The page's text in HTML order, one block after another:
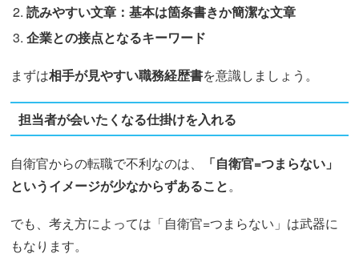
読みやすい文章：基本は箇条書きか簡潔な文章
企業との接点となるキーワード
まずは相手が見やすい職務経歴書を意識しましょう。
担当者が会いたくなる仕掛けを入れる
自衛官からの転職で不利なのは、
「自衛官=つまらない」
というイメージが少なからずあること。
でも、考え方によっては「自衛官=つまらない」は武器に
もなります。